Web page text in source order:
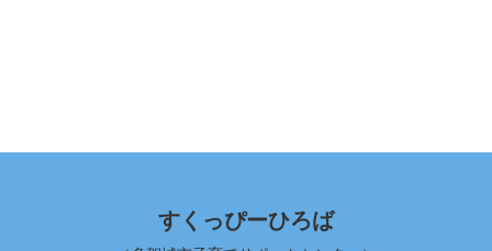
すくっぴーひろば